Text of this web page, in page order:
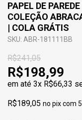
PAPEL DE
COLEÇÃO
| COLA GRÁTIS
SKU: ABR-181111BB
R$241,05
R$198,99
em até 3x R$66,33
R$189,05 no pix com